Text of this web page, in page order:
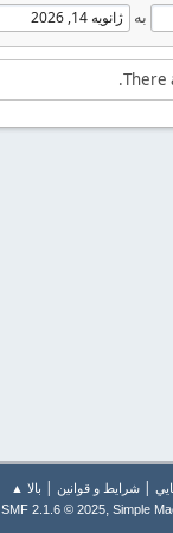
به
There
| شرایط و قوانین | بالا ▲
SMF 2.1.6 © 2025, Simple